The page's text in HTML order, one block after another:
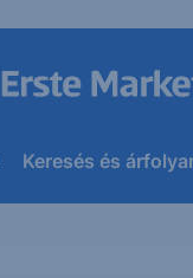
Keresés és